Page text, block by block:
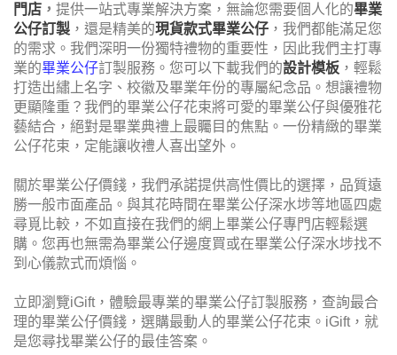
門店 ， 提供一站式專業解決方案，無論您需要個人化的畢業
公仔訂製 ，還是精美的現貨款式畢業公仔 ，我們都能滿足您
的需求。我們深明一份獨特禮物的重要性，因此我們主打專
業的畢業公仔訂製服務。您可以下載我們的設計模板 ，輕鬆
打造出繡上名字、校徽及畢業年份的專屬紀念品。想讓禮物
更顯隆重？我們的畢業公仔花束將可愛的畢業公仔與優雅花
藝結合，絕對是畢業典禮上最矚目的焦點。一份精緻的畢業
公仔花束，定能讓收禮人喜出望外。
關於畢業公仔價錢，我們承諾提供高性價比的選擇，品質遠
勝一般市面產品。與其花時間在畢業公仔深水埗等地區四處
尋覓比較，不如直接在我們的網上畢業公仔專門店輕鬆選
購。您再也無需為畢業公仔邊度買或在畢業公仔深水埗找不
到心儀款式而煩惱。
立即瀏覽iGift，體驗最專業的畢業公仔訂製服務，查詢最合
理的畢業公仔價錢，選購最動人的畢業公仔花束。iGift，就
是您尋找畢業公仔的最佳答案。